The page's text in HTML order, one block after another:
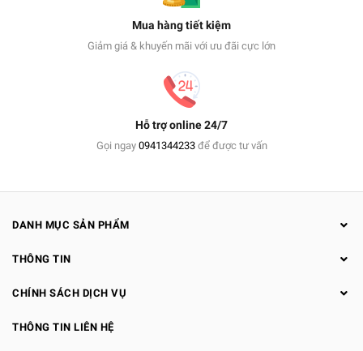
Mua hàng tiết kiệm
Giảm giá & khuyến mãi với ưu đãi cực lớn
Hỗ trợ online 24/7
Gọi ngay 0941344233để được tư vấn
DANH MỤC SẢN PHẨM
THÔNG TIN
CHÍNH SÁCH DỊCH VỤ
THÔNG TIN LIÊN HỆ